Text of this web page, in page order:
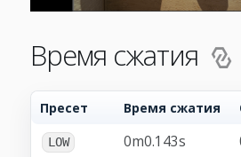
Время сжатия
Пресет Время сжатия
LOW 0m0.143s